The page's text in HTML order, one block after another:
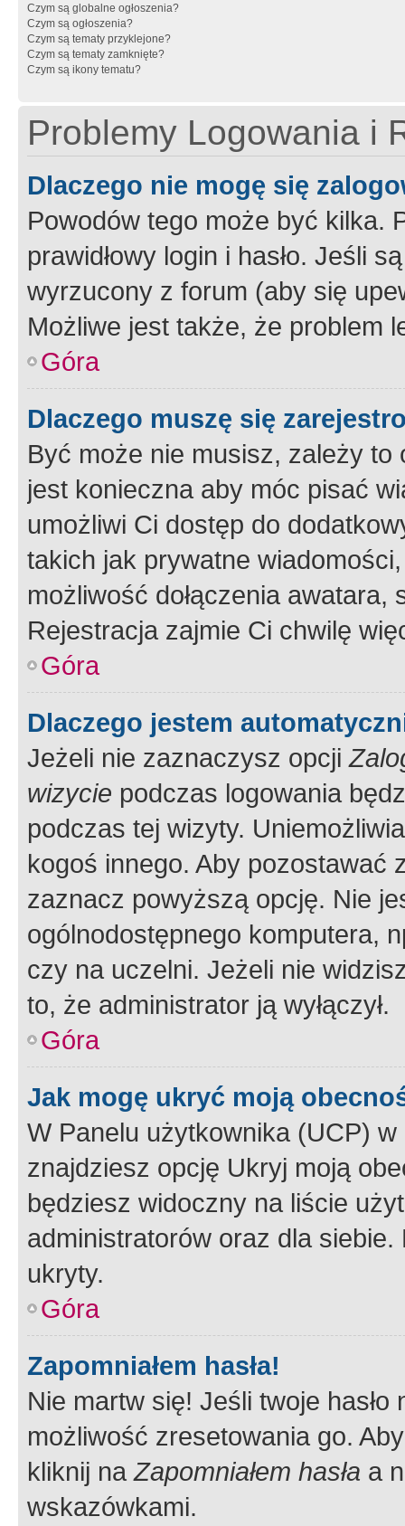
Czym są globalne ogłoszenia?
Czym są ogłoszenia?
Czym są tematy przyklejone?
Czym są tematy zamknięte?
Czym są ikony tematu?
Problemy Logowania i
Dlaczego nie mogę się
Powodów tego może być kilka.
prawidłowy login i hasło. Jeśli
wyrzucony z forum (aby się
Możliwe jest także, że problem
Góra
Dlaczego muszę się
Być może nie musisz, zależy
jest konieczna aby móc pisać
umożliwi Ci dostęp do
takich jak prywatne
możliwość dołączenia
Rejestracja zajmie Ci chwilę
Góra
Dlaczego jestem
Jeżeli nie zaznaczysz opcji
wizycie podczas logowania
podczas tej wizyty.
kogoś innego. Aby pozostawać
zaznacz powyższą opcję. Nie
ogólnodostępnego komputera,
czy na uczelni. Jeżeli nie
to, że administrator ją wyłączył.
Góra
Jak mogę ukryć moją
W Panelu użytkownika (UCP) w
znajdziesz opcję Ukryj moją
będziesz widoczny na liście
administratorów oraz dla
ukryty.
Góra
Zapomniałem hasła!
Nie martw się! Jeśli twoje
możliwość zresetowania go.
kliknij naZapomniałem hasła a
wskazówkami.